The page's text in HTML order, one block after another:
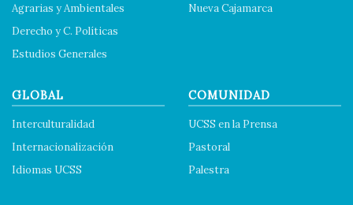
Agrarias y Ambientales
Derecho y C. Políticas
Estudios Generales
Nueva Cajamarca
GLOBAL
Interculturalidad
Internacionalización
Idiomas UCSS
COMUNIDAD
UCSS en la Prensa
Pastoral
Palestra